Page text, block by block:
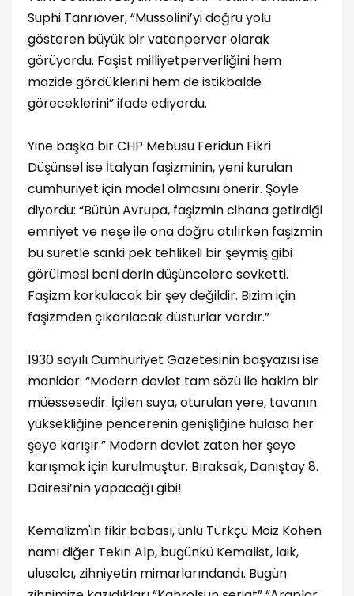
Suphi Tanrıöver, “Mussolini’yi doğru yolu
gösteren büyük bir vatanperver olarak
görüyordu. Faşist milliyetperverliğini hem
mazide gördüklerini hem de istikbalde
göreceklerini” ifade ediyordu.
Yine başka bir CHP Mebusu Feridun Fikri
Düşünsel ise İtalyan faşizminin, yeni kurulan
cumhuriyet için model olmasını önerir. Şöyle
diyordu: “Bütün Avrupa, faşizmin cihana getirdiği
emniyet ve neşe ile ona doğru atılırken faşizmin
bu suretle sanki pek tehlikeli bir şeymiş gibi
görülmesi beni derin düşüncelere sevketti.
Faşizm korkulacak bir şey değildir. Bizim için
faşizmden çıkarılacak düsturlar vardır.”
1930 sayılı Cumhuriyet Gazetesinin başyazısı ise
manidar: “Modern devlet tam sözü ile hakim bir
müessesedir. İçilen suya, oturulan yere, tavanın
yüksekliğine pencerenin genişliğine hulasa her
şeye karışır.” Modern devlet zaten her şeye
karışmak için kurulmuştur. Bıraksak, Danıştay 8.
Dairesi’nin yapacağı gibi!
Kemalizm'in fikir babası, ünlü Türkçü Moiz Kohen
namı diğer Tekin Alp, bugünkü Kemalist, laik,
ulusalcı, zihniyetin mimarlarındandı. Bugün